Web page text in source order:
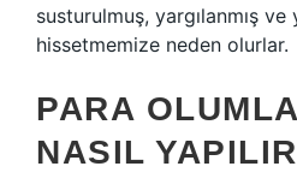
susturulmuş, yargılanmış ve
hissetmemize neden olurlar.
PARA
NASIL